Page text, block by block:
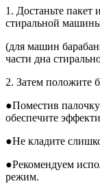
1. Достаньте
стиральной
(для машин
части дна
2. Затем положите
●Поместив
обеспечите
●Не кладите
●Рекомендуем
режим.